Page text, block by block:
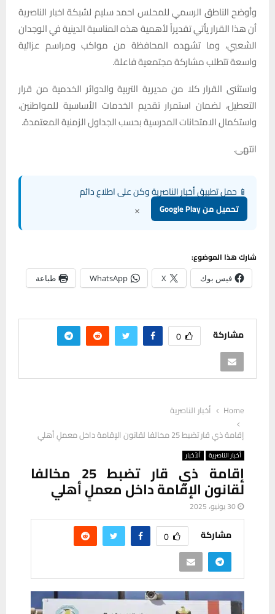
وأوضح الناطق الرسمي للمحلس احمد سليم لشبكة اخبار الناصرية
أن هذا القرار يأتي تقديراً لأهمية هذه المناسبة الدينية في الوجدان
الشعبي، وما تشهده المحافظة من مواكب ومراسم عزائية
واسعة تتطلب مشاركة مجتمعية فاعلة.
واستثنى القرار كلا من مديرية التربية والدوائر الخدمية من قرار
التعطيل، لضمان استمرار تقديم الخدمات الأساسية للمواطنين،
واستكمال الامتحانات المدرسية بحسب الجداول الزمنية المعتمدة.
انتهى.
📱 حمل تطبيق أخبار الناصرية وكن على اطلاع دائم
تحميل من Google Play ×
شارك هذا الموضوع:
فيس بوك X
WhatsApp طباعة
مشاركة 0
Home
أخبار الناصرية
إقامة ذي قار تضبط 25 مخالفا لقانون الإقامة داخل معملٍ أهلي
أخبار الناصرية ألأخبار
إقامة ذي قار تضبط 25 مخالفا
لقانون الإقامة داخل معملٍ أهلي
30 يونيو، 2025
مشاركة 0